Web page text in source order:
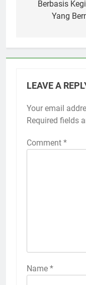
Berbasis
Yang
LEAVE A
Your email
Required fields
Comment *
Name *